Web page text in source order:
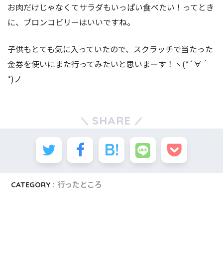
お肉だけじゃなくてサラダもいっぱい食べたい！ってとき
に、ブロンコビリーはいいですね。
子供もとても気に入っていたので、スクラッチで当たった
金券を使いにまた行ってみたいと思いまーす！ヽ(*´∀｀
*)ノ
SHARE
CATEGORY : 行ったところ